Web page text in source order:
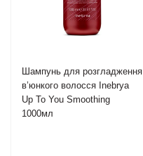
Шампунь для розгладження
в’юнкого волосся Inebrya
Up To You Smoothing
1000мл